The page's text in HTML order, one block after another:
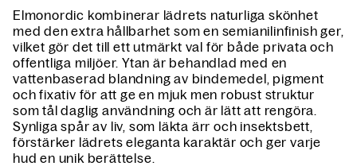
Elmonordic kombinerar lädrets naturliga skönhet
med den extra hållbarhet som en semianilinfinish ger,
vilket gör det till ett utmärkt val för både privata och
offentliga miljöer. Ytan är behandlad med en
vattenbaserad blandning av bindemedel, pigment
och fixativ för att ge en mjuk men robust struktur
som tål daglig användning och är lätt att rengöra.
Synliga spår av liv, som läkta ärr och insektsbett,
förstärker lädrets eleganta karaktär och ger varje
hud en unik berättelse.